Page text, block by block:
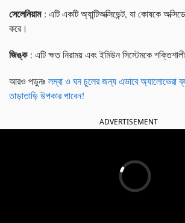
সেলেনিয়াম: এটি একটি অ্যান্টিঅক্সিডেন্ট, যা কোষকে
করে।
জিঙ্ক: এটি ক্ষত নিরাময় এবং ইমিউন সিস্টেমকে
আরও পড়ুনঃ লম্বা ও ঘন চুলের জন্য এভাবে অ্যালোভেরা
তাড়াতাড়ি উপকার পাবেন!
ADVERTISEMENT